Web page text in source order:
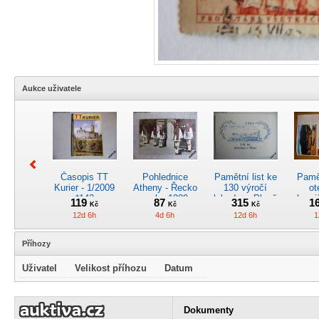
Aukce uživatele
Časopis TT
Kurier - 1/2009
*142
119Kč
12d 6h
Pohlednice
Atheny - Řecko
z roku 1989.
Nová nepoužitá
*5019
87 Kč
4d 6h
Pamětní list ke
130 výročí
lokodepa Plzeň
*2963
315 Kč
12d 6h
Kreslený
obrázek parní
4osý osob.
rychlík.vůz typu
Časopis
„Škodovák“,
Příhozy
Uživatel Velikost příhozu Datum
Dokumenty